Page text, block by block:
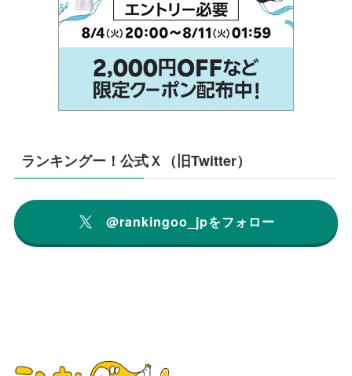
ランキングー！公式Ｘ（旧Twitter）
@rankingoo_jpをフォロー